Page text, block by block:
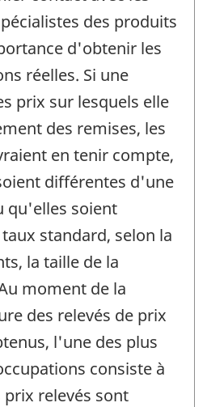
des produits
d'obtenir les
réelles. Si une
prix sur lesquels elle
des remises, les
en tenir compte,
différentes d'une
qu'elles soient
standard, selon la
la taille de la
moment de la
des relevés de prix
l'une des plus
consiste à
relevés sont